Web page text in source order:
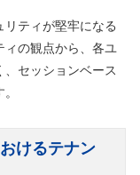
ティが堅牢になる
ィの観点から、各ユ
セッションベース
けるテナン